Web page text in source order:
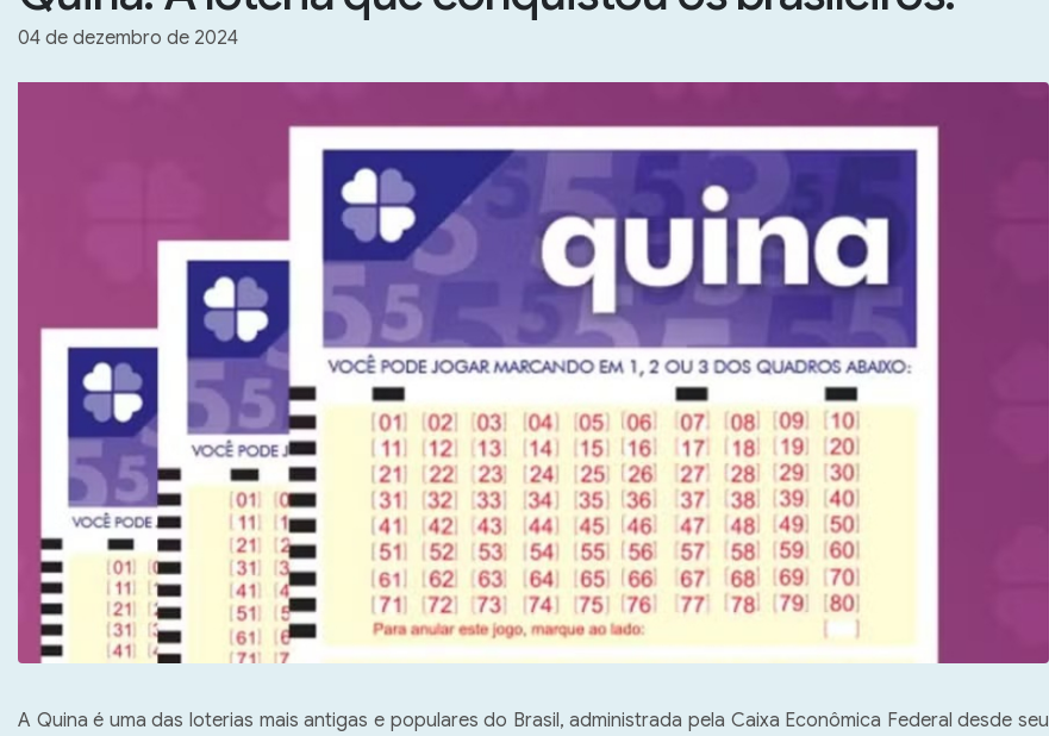
04 de dezembro de 2024
A Quina é uma das loterias mais antigas e populares do Brasil, administrada pela Caixa Econômica Federal desde seu